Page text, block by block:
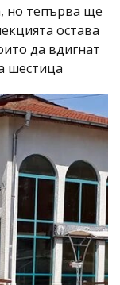
но тепърва ще
остава
да вдигнат
шестица